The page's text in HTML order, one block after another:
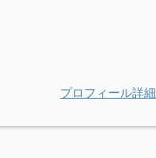
プロフィール詳細